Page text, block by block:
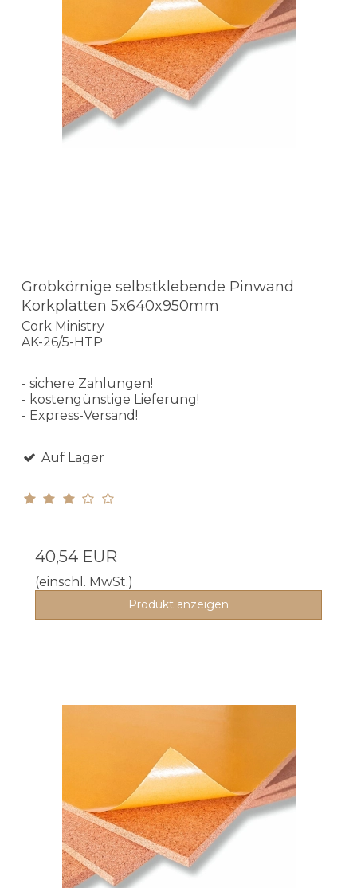
Grobkörnige selbstklebende Pinwand
Korkplatten 5x640x950mm
Cork Ministry
AK-26/5-HTP
- sichere Zahlungen!
- kostengünstige Lieferung!
- Express-Versand!
Auf Lager
40,54 EUR
(einschl. MwSt.)
Produkt anzeigen